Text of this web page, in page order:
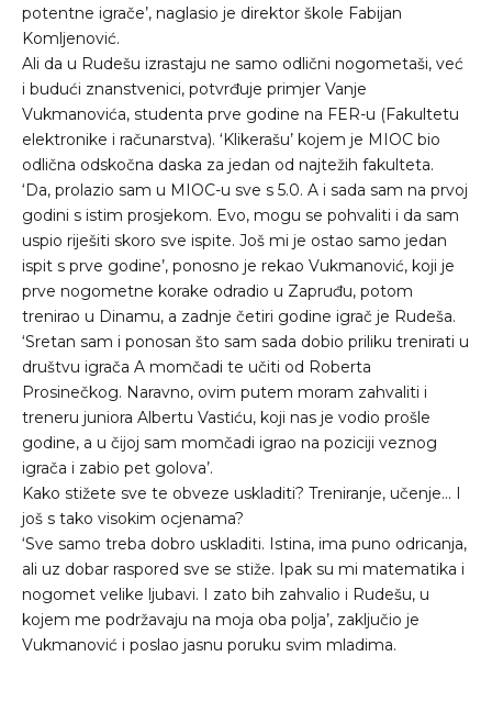
potentne igrače’, naglasio je direktor škole Fabijan
Komljenović.
Ali da u Rudešu izrastaju ne samo odlični nogometaši, već
i budući znanstvenici, potvrđuje primjer Vanje
Vukmanovića, studenta prve godine na FER-u (Fakultetu
elektronike i računarstva). ‘Klikerašu’ kojem je MIOC bio
odlična odskočna daska za jedan od najtežih fakulteta.
‘Da, prolazio sam u MIOC-u sve s 5.0. A i sada sam na prvoj
godini s istim prosjekom. Evo, mogu se pohvaliti i da sam
uspio riješiti skoro sve ispite. Još mi je ostao samo jedan
ispit s prve godine’, ponosno je rekao Vukmanović, koji je
prve nogometne korake odradio u Zapruđu, potom
trenirao u Dinamu, a zadnje četiri godine igrač je Rudeša.
‘Sretan sam i ponosan što sam sada dobio priliku trenirati u
društvu igrača A momčadi te učiti od Roberta
Prosinečkog. Naravno, ovim putem moram zahvaliti i
treneru juniora Albertu Vastiću, koji nas je vodio prošle
godine, a u čijoj sam momčadi igrao na poziciji veznog
igrača i zabio pet golova’.
Kako stižete sve te obveze uskladiti? Treniranje, učenje… I
još s tako visokim ocjenama?
‘Sve samo treba dobro uskladiti. Istina, ima puno odricanja,
ali uz dobar raspored sve se stiže. Ipak su mi matematika i
nogomet velike ljubavi. I zato bih zahvalio i Rudešu, u
kojem me podržavaju na moja oba polja’, zaključio je
Vukmanović i poslao jasnu poruku svim mladima.